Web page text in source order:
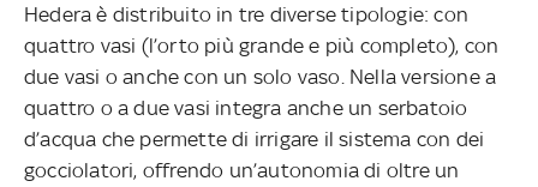
Hedera è distribuito in tre diverse tipologie: con
quattro vasi (l’orto più grande e più completo), con
due vasi o anche con un solo vaso. Nella versione a
quattro o a due vasi integra anche un serbatoio
d’acqua che permette di irrigare il sistema con dei
gocciolatori, offrendo un’autonomia di oltre un